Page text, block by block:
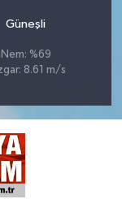
Güneşli
Nem: %69
8.61 m/s